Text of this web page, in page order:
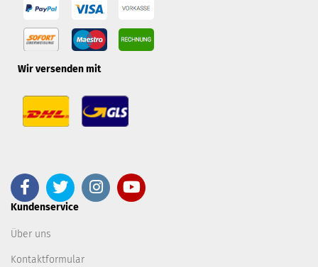
Wir versenden mit
Kundenservice
Über uns
Kontaktformular